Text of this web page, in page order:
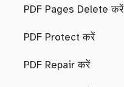
PDF Pages Delete करें
PDF Protect करें
PDF Repair करें